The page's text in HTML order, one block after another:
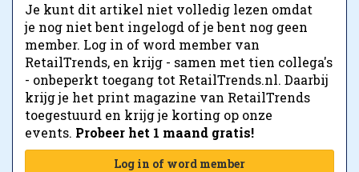
Je kunt dit artikel niet volledig lezen omdat
je nog niet bent ingelogd of je bent nog geen
member. Log in of word member van
RetailTrends, en krijg - samen met tien collega's
- onbeperkt toegang tot RetailTrends.nl. Daarbij
krijg je het print magazine van RetailTrends
toegestuurd en krijg je korting op onze
events. Probeer het 1 maand gratis!
Log in of word member